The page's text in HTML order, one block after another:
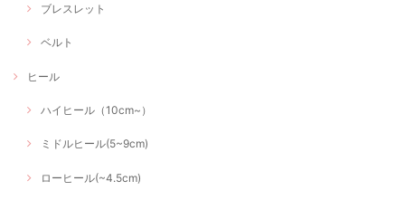
ブレスレット
ベルト
ヒール
ハイヒール（10cm~）
ミドルヒール(5~9cm)
ローヒール(~4.5cm)